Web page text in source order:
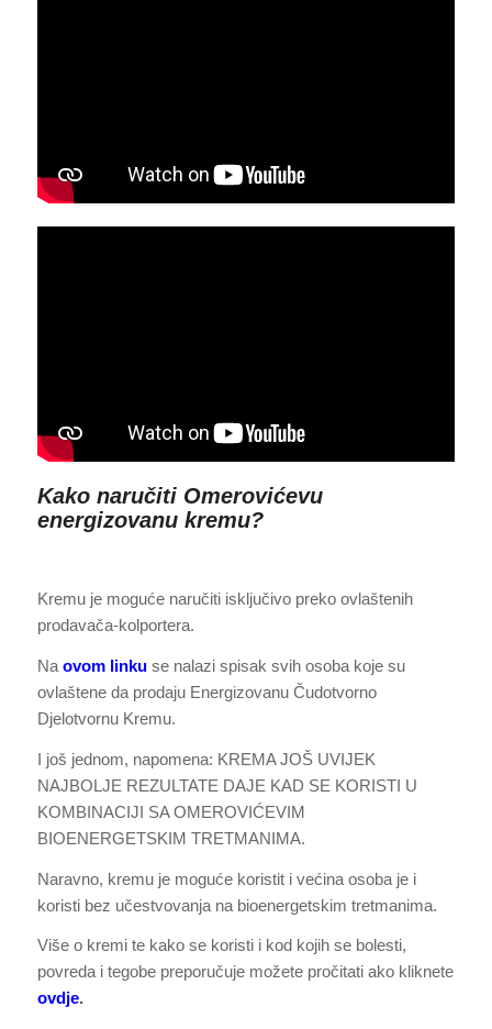
Kako naručiti Omerovićevu
energizovanu kremu?
Kremu je moguće naručiti isključivo preko ovlaštenih
prodavača-kolportera.
Na ovom linkuse nalazi spisak svih osoba koje su
ovlaštene da prodaju Energizovanu Čudotvorno
Djelotvornu Kremu.
I još jednom, napomena: KREMA JOŠ UVIJEK
NAJBOLJE REZULTATE DAJE KAD SE KORISTI U
KOMBINACIJI SA OMEROVIĆEVIM
BIOENERGETSKIM TRETMANIMA.
Naravno, kremu je moguće koristit i većina osoba je i
koristi bez učestvovanja na bioenergetskim tretmanima.
Više o kremi te kako se koristi i kod kojih se bolesti,
povreda i tegobe preporučuje možete pročitati ako kliknete
ovdje.